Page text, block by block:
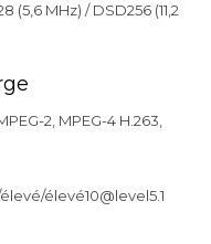
(5,6 MHz) / DSD256 (11,2
2, MPEG-4 H.263,
élevé10@level5.1